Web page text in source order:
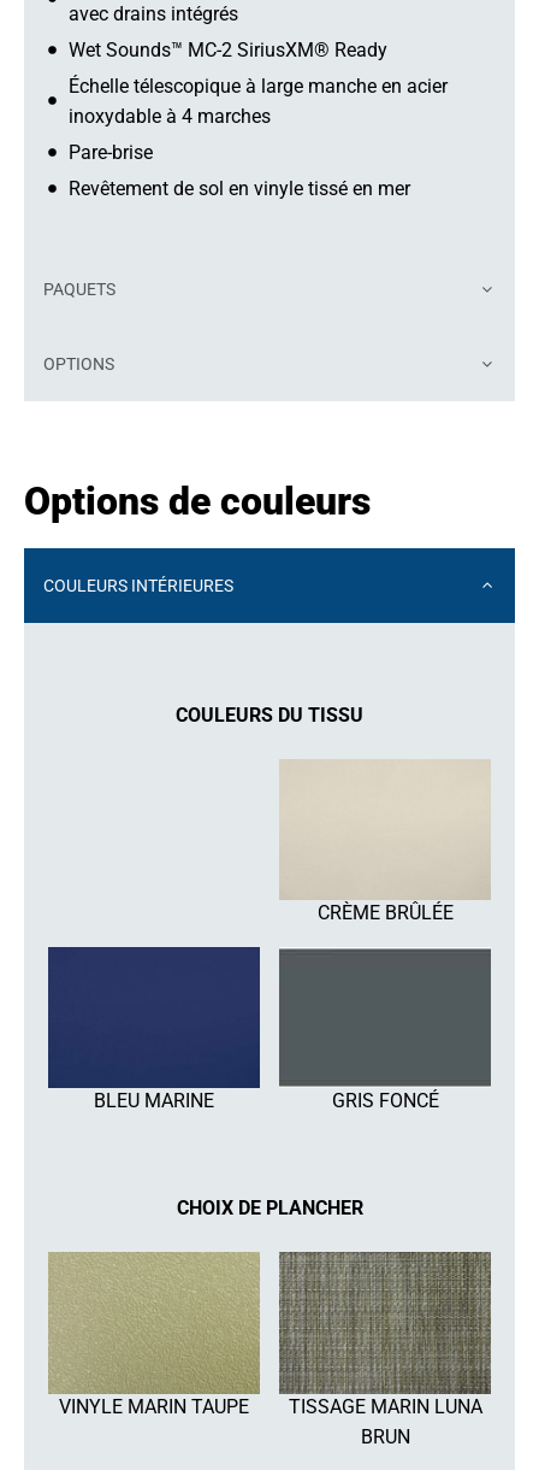
avec drains intégrés
Wet Sounds™ MC-2 SiriusXM® Ready
Échelle télescopique à large manche en acier
inoxydable à 4 marches
Pare-brise
Revêtement de sol en vinyle tissé en mer
PAQUETS
OPTIONS
Options de couleurs
COULEURS INTÉRIEURES
COULEURS DU TISSU
CRÈME BRÛLÉE
BLEU MARINE GRIS FONCÉ
CHOIX DE PLANCHER
VINYLE MARIN TAUPE
TISSAGE MARIN LUNA
BRUN